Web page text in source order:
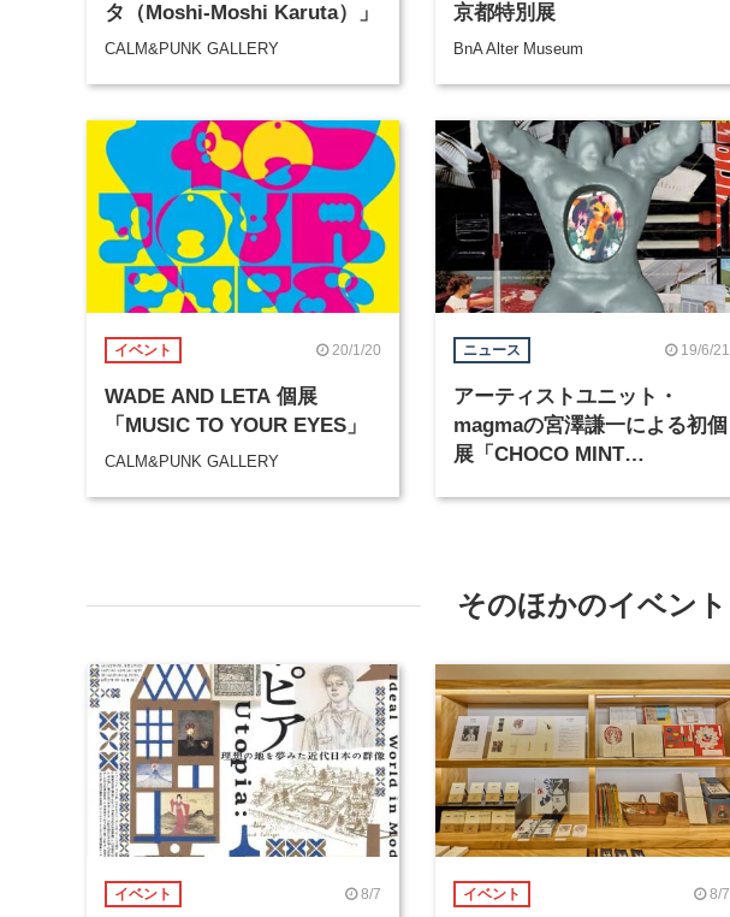
タ（Moshi-Moshi Karuta）」
CALM&PUNK GALLERY
京都特別展
BnA Alter Museum
イベント 20/1/20
WADE AND LETA 個展
「MUSIC TO YOUR EYES」
CALM&PUNK GALLERY
ニュース 19/6/21
アーティストユニット・
magmaの宮澤謙一による初個
展「CHOCO MINT
そのほかのイベント
イベント 8/7 イベント 8/7